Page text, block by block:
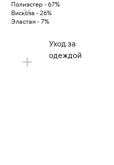
Полиэстер - 67%
Вискоза - 26%
Эластан - 7%
Уход за
одеждой